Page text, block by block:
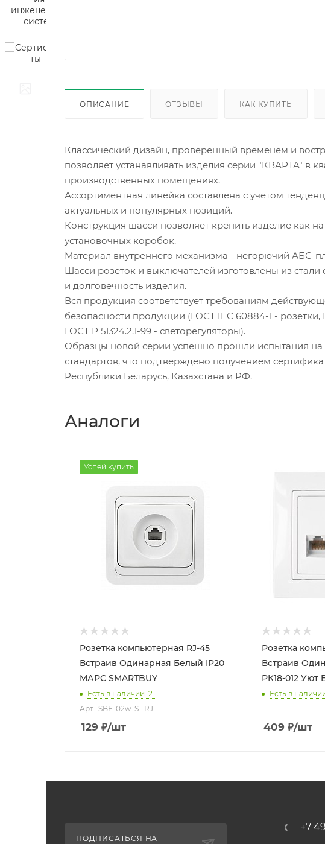
ОПИСАНИЕ ОТЗЫВЫ КАК КУПИТЬ
Классический дизайн, проверенный временем и
позволяет устанавливать изделия серии "КВАРТА" в
производственных помещениях.
Ассортиментная линейка составлена с учетом
актуальных и популярных позиций.
Конструкция шасси позволяет крепить изделие как
установочных коробок.
Материал внутреннего механизма - негорючий АБС-
Шасси розеток и выключателей изготовлены из
и долговечность изделия.
Вся продукция соответствует требованиям
безопасности продукции (ГОСТ IEC 60884-1 - розетки,
ГОСТ Р 51324.2.1-99 - светорегуляторы).
Образцы новой серии успешно прошли испытания
стандартов, что подтверждено получением
Республики Беларусь, Казахстана и РФ.
Аналоги
Успей купить
Розетка компьютерная RJ-45
Встраив Одинарная Белый IP20
МАРС SMARTBUY
Есть в наличии: 21
Арт.: SBE-02w-S1-RJ
129 ₽/шт
Розетка
Встраив Одинарная Белый IP20
РК18-012 Уют
Есть в
409 ₽/шт
ПОДПИСАТЬСЯ НА
+7